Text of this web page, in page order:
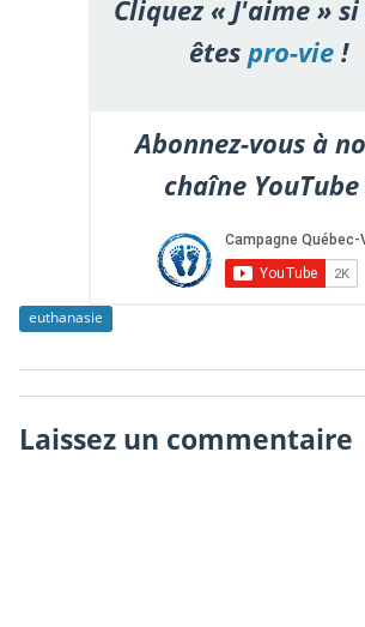
Cliquez « J'aime »
êtespro-vie!
Abonnez-vous à
chaîne YouTube
euthanasie
Laissez un commentaire